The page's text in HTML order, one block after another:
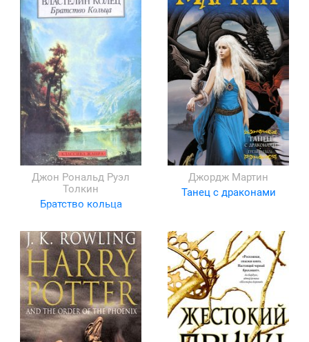
Джон Рональд Руэл
Толкин
Братство кольца
Джордж Мартин
Танец с драконами